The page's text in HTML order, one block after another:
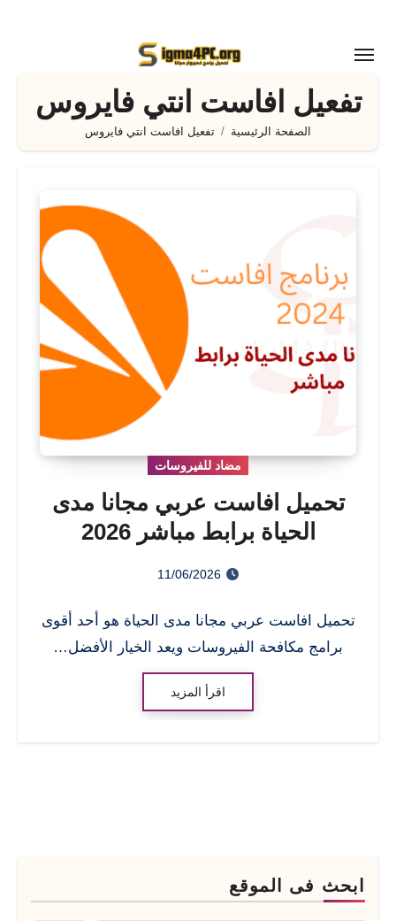
المحتوى
تفعيل افاست انتي فايروس
الصفحة الرئيسية تفعيل افاست انتي فايروس
مضاد للفيروسات
تحميل افاست عربي مجانا مدى
الحياة برابط مباشر 2026
11/06/2026
تحميل افاست عربي مجانا مدى الحياة هو أحد أقوى
برامج مكافحة الفيروسات ويعد الخيار الأفضل…
اقرأ المزيد
ابحث فى الموقع